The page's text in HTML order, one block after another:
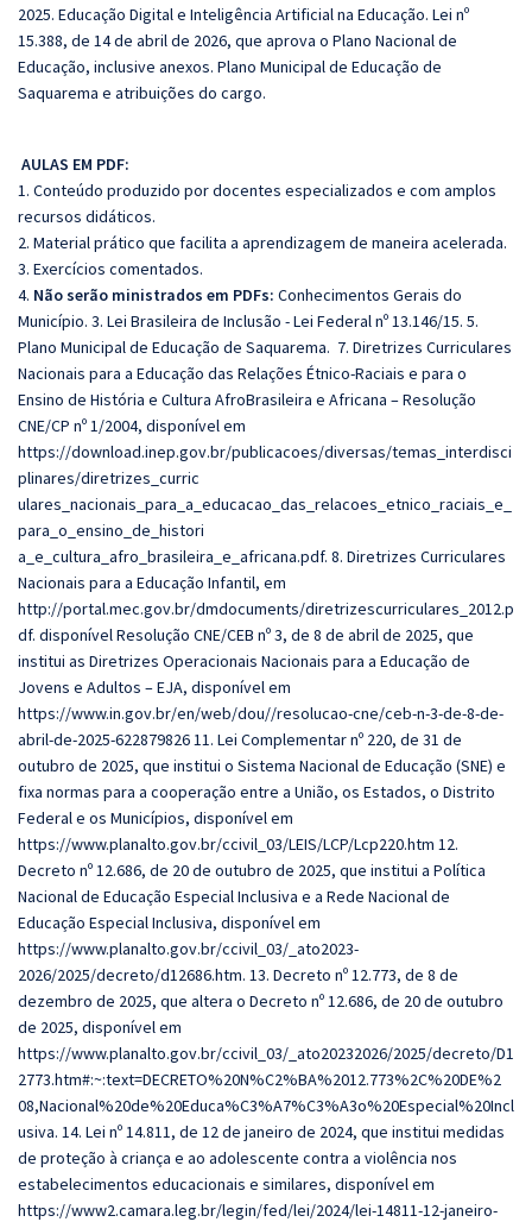
2025. Educação Digital e Inteligência Artificial na Educação. Lei nº
15.388, de 14 de abril de 2026, que aprova o Plano Nacional de
Educação, inclusive anexos. Plano Municipal de Educação de
Saquarema e atribuições do cargo.
AULAS EM PDF:
1. Conteúdo produzido por docentes especializados e com amplos
recursos didáticos.
2. Material prático que facilita a aprendizagem de maneira acelerada.
3. Exercícios comentados.
4. Não serão ministrados em PDFs: Conhecimentos Gerais do
Município. 3. Lei Brasileira de Inclusão - Lei Federal nº 13.146/15. 5.
Plano Municipal de Educação de Saquarema. 7. Diretrizes Curriculares
Nacionais para a Educação das Relações Étnico-Raciais e para o
Ensino de História e Cultura AfroBrasileira e Africana – Resolução
CNE/CP nº 1/2004, disponível em
https://download.inep.gov.br/publicacoes/diversas/temas_interdisci
plinares/diretrizes_curric
ulares_nacionais_para_a_educacao_das_relacoes_etnico_raciais_e_
para_o_ensino_de_histori
a_e_cultura_afro_brasileira_e_africana.pdf. 8. Diretrizes Curriculares
Nacionais para a Educação Infantil, em
http://portal.mec.gov.br/dmdocuments/diretrizescurriculares_2012.p
df. disponível Resolução CNE/CEB nº 3, de 8 de abril de 2025, que
institui as Diretrizes Operacionais Nacionais para a Educação de
Jovens e Adultos – EJA, disponível em
https://www.in.gov.br/en/web/dou//resolucao-cne/ceb-n-3-de-8-de-
abril-de-2025-622879826 11. Lei Complementar nº 220, de 31 de
outubro de 2025, que institui o Sistema Nacional de Educação (SNE) e
fixa normas para a cooperação entre a União, os Estados, o Distrito
Federal e os Municípios, disponível em
https://www.planalto.gov.br/ccivil_03/LEIS/LCP/Lcp220.htm 12.
Decreto nº 12.686, de 20 de outubro de 2025, que institui a Política
Nacional de Educação Especial Inclusiva e a Rede Nacional de
Educação Especial Inclusiva, disponível em
https://www.planalto.gov.br/ccivil_03/_ato2023-
2026/2025/decreto/d12686.htm. 13. Decreto nº 12.773, de 8 de
dezembro de 2025, que altera o Decreto nº 12.686, de 20 de outubro
de 2025, disponível em
https://www.planalto.gov.br/ccivil_03/_ato20232026/2025/decreto/D1
2773.htm#:~:text=DECRETO%20N%C2%BA%2012.773%2C%20DE%2
08,Nacional%20de%20Educa%C3%A7%C3%A3o%20Especial%20Incl
usiva. 14. Lei nº 14.811, de 12 de janeiro de 2024, que institui medidas
de proteção à criança e ao adolescente contra a violência nos
estabelecimentos educacionais e similares, disponível em
https://www2.camara.leg.br/legin/fed/lei/2024/lei-14811-12-janeiro-